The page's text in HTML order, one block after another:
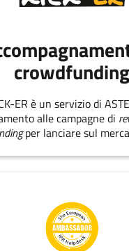
crowdfunding
ER è un servizio di
alle campagne di
per lanciare sul